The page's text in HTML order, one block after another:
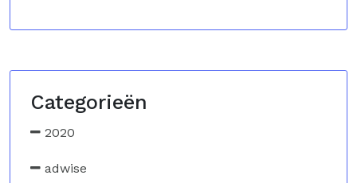
Categorieën
2020
adwise